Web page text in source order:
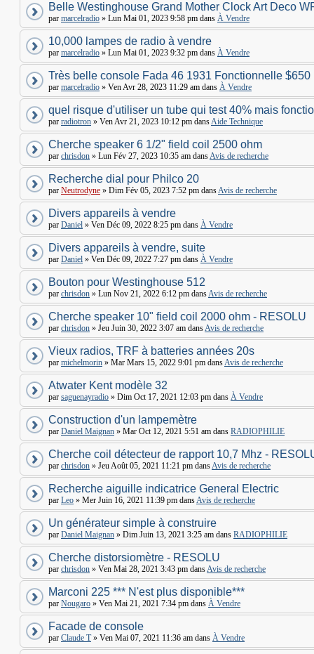
Belle Westinghouse Grand Mother Clock Art Deco
par marcelradio » Lun Mai 01, 2023 9:58 pm dans À Vendre
10,000 lampes de radio à vendre
par marcelradio » Lun Mai 01, 2023 9:32 pm dans À Vendre
Très belle console Fada 46 1931 Fonctionnelle $650
par marcelradio » Ven Avr 28, 2023 11:29 am dans À Vendre
quel risque d'utiliser un tube qui test 40% mais
par radiotron » Ven Avr 21, 2023 10:12 pm dansAide Technique
Cherche speaker 6 1/2" field coil 2500 ohm
par chrisdon » Lun Fév 27, 2023 10:35 am dansAvis de recherche
Recherche dial pour Philco 20
par Neutrodyne » Dim Fév 05, 2023 7:52 pm dansAvis de recherche
Divers appareils à vendre
par Daniel » Ven Déc 09, 2022 8:25 pm dans À Vendre
Divers appareils à vendre, suite
par Daniel » Ven Déc 09, 2022 7:27 pm dans À Vendre
Bouton pour Westinghouse 512
par chrisdon » Lun Nov 21, 2022 6:12 pm dansAvis de recherche
Cherche speaker 10" field coil 2000 ohm - RESOLU
par chrisdon » Jeu Juin 30, 2022 3:07 am dansAvis de recherche
Vieux radios, TRF à batteries années 20s
par michelmorin » Mar Mars 15, 2022 9:01 pm dansAvis de recherche
Atwater Kent modèle 32
par saguenayradio » Dim Oct 17, 2021 12:03 pm dans À Vendre
Construction d'un lampemètre
par Daniel Maignan » Mar Oct 12, 2021 5:51 am dans RADIOPHILIE
Cherche coil détecteur de rapport 10,7 Mhz -
par chrisdon » Jeu Août 05, 2021 11:21 pm dansAvis de recherche
Recherche aiguille indicatrice General Electric
par Leo » Mer Juin 16, 2021 11:39 pm dansAvis de recherche
Un générateur simple à construire
par Daniel Maignan » Dim Juin 13, 2021 3:25 am dans RADIOPHILIE
Cherche distorsiomètre - RESOLU
par chrisdon » Ven Mai 28, 2021 3:43 pm dansAvis de recherche
Marconi 225 *** N'est plus disponible***
par Nougaro » Ven Mai 21, 2021 7:34 pm dans À Vendre
Facade de console
par Claude T» Ven Mai 07, 2021 11:36 am dans À Vendre